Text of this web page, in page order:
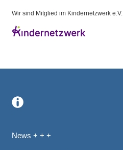
Wir sind Mitglied im Kindernetzwerk e.V.
News + + +